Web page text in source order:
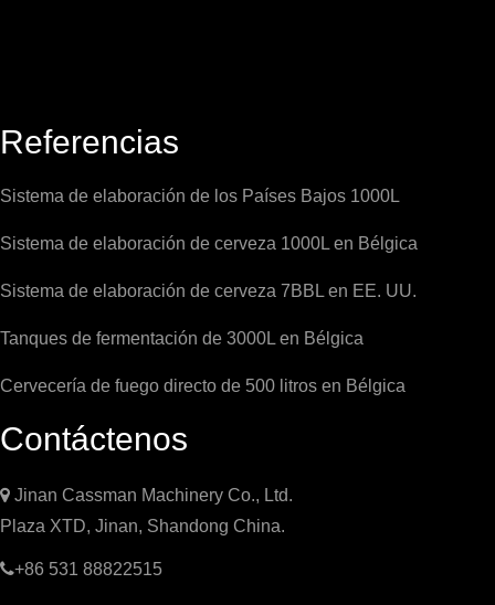
Referencias
Sistema de elaboración de los Países Bajos 1000L
Sistema de elaboración de cerveza 1000L en Bélgica
Sistema de elaboración de cerveza 7BBL en EE. UU.
Tanques de fermentación de 3000L en Bélgica
Cervecería de fuego directo de 500 litros en Bélgica
Contáctenos
 Jinan Cassman Machinery Co., Ltd.
Plaza XTD, Jinan, Shandong China.
+86 531 88822515